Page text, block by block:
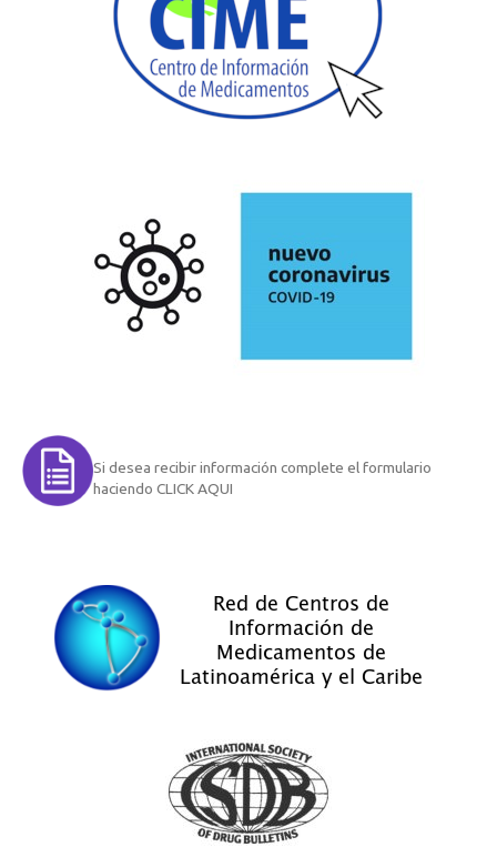
Si desea recibir información complete el formulario
haciendo CLICK AQUI